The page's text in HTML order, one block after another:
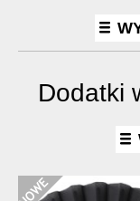
Dodatki